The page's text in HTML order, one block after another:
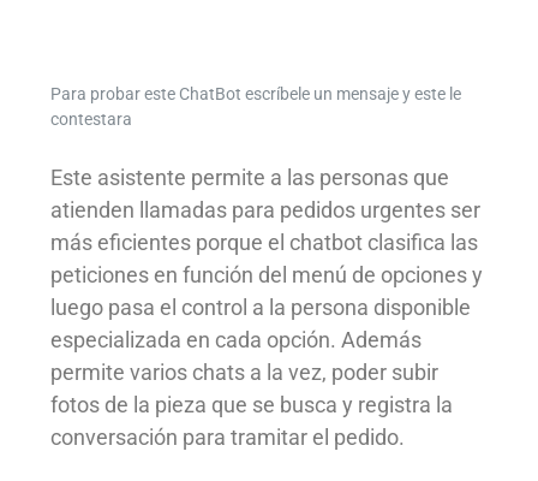
Para probar este ChatBot escríbele un mensaje y este le
contestara
Este asistente permite a las personas que
atienden llamadas para pedidos urgentes ser
más eficientes porque el chatbot clasifica las
peticiones en función del menú de opciones y
luego pasa el control a la persona disponible
especializada en cada opción. Además
permite varios chats a la vez, poder subir
fotos de la pieza que se busca y registra la
conversación para tramitar el pedido.